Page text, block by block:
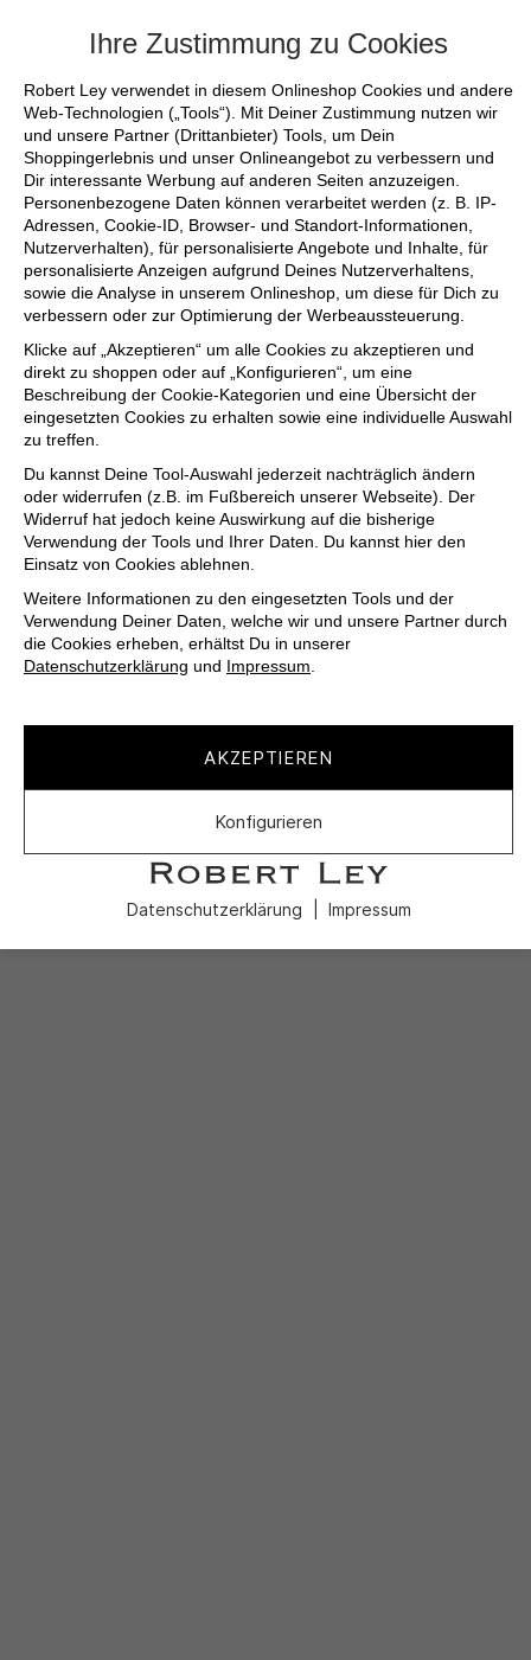
Ihre Zustimmung zu Cookies
Robert Ley verwendet in diesem Onlineshop Cookies und andere
Web-Technologien („Tools“). Mit Deiner Zustimmung nutzen wir
und unsere Partner (Drittanbieter) Tools, um Dein
Shoppingerlebnis und unser Onlineangebot zu verbessern und
Dir interessante Werbung auf anderen Seiten anzuzeigen.
Personenbezogene Daten können verarbeitet werden (z. B. IP-
Adressen, Cookie-ID, Browser- und Standort-Informationen,
Nutzerverhalten), für personalisierte Angebote und Inhalte, für
personalisierte Anzeigen aufgrund Deines Nutzerverhaltens,
sowie die Analyse in unserem Onlineshop, um diese für Dich zu
verbessern oder zur Optimierung der Werbeaussteuerung.
Klicke auf „Akzeptieren“ um alle Cookies zu akzeptieren und
direkt zu shoppen oder auf „Konfigurieren“, um eine
Beschreibung der Cookie-Kategorien und eine Übersicht der
eingesetzten Cookies zu erhalten sowie eine individuelle Auswahl
zu treffen.
Du kannst Deine Tool-Auswahl jederzeit nachträglich ändern
oder widerrufen (z.B. im Fußbereich unserer Webseite). Der
Widerruf hat jedoch keine Auswirkung auf die bisherige
Verwendung der Tools und Ihrer Daten. Du kannst hier den
Einsatz von Cookies ablehnen.
Weitere Informationen zu den eingesetzten Tools und der
Verwendung Deiner Daten, welche wir und unsere Partner durch
die Cookies erheben, erhältst Du in unserer
Datenschutzerklärung und Impressum.
AKZEPTIEREN
Konfigurieren
Datenschutzerklärung Impressum